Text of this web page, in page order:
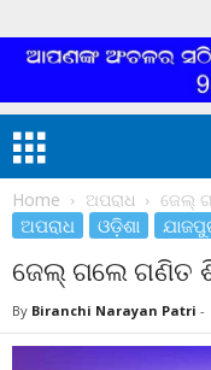
Home ଅପରାଧ ଜେଲ୍
ଅପରାଧ ଓଡ଼ିଶା
ଜେଲ୍ ଗଲେ ଗଣିତ
By Biranchi Narayan Patri -